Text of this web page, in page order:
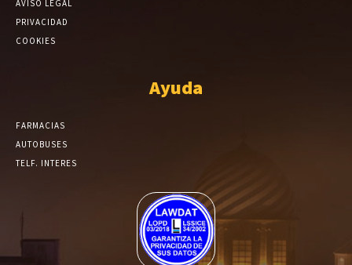
AVISO LEGAL
PRIVACIDAD
COOKIES
Ayuda
FARMACIAS
AUTOBUSES
TELF. INTERES